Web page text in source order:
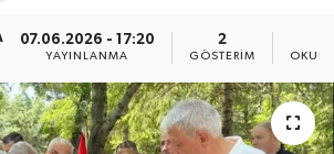
07.06.2026 - 17:20
YAYINLANMA
2
GÖSTERIM